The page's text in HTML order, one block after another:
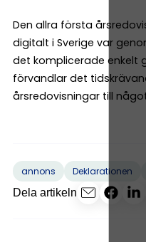
Den allra första
digitalt i Sverige var
det komplicerade enkelt
förvandlar det
årsredovisningar till
annons Deklarationen
Dela artikeln